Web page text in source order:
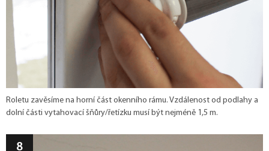
Roletu zavěsíme na horní část okenního rámu. Vzdálenost od podlahy a
dolní části vytahovací šňůry/řetízku musí být nejméně 1,5 m.